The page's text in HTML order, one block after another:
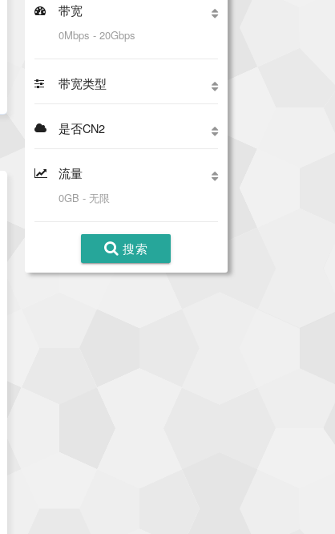
带宽
带宽类型
是否CN2
流量
搜索